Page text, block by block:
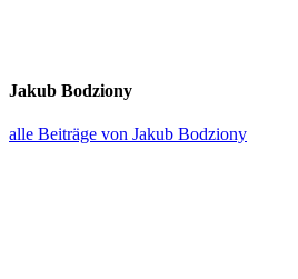
Jakub Bodziony
alle Beiträge von Jakub Bodziony